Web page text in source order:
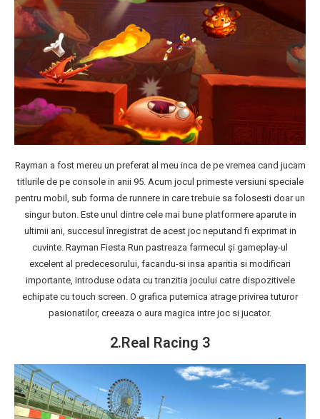
Rayman a fost mereu un preferat al meu inca de pe vremea cand jucam
titlurile de pe console in anii 95. Acum jocul primeste versiuni speciale
pentru mobil, sub forma de runnere in care trebuie sa folosesti doar un
singur buton. Este unul dintre cele mai bune platformere aparute in
ultimii ani, succesul înregistrat de acest joc neputand fi exprimat in
cuvinte. Rayman Fiesta Run pastreaza farmecul şi gameplay-ul
excelent al predecesorului, facandu-si insa aparitia si modificari
importante, introduse odata cu tranzitia jocului catre dispozitivele
echipate cu touch screen. O grafica puternica atrage privirea tuturor
pasionatilor, creeaza o aura magica intre joc si jucator.
2.Real Racing 3